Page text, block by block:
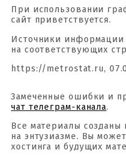
При использовании
сайт приветствуется.
Источники информации
на соответствующих
https://metrostat.ru,
Замеченные ошибки и
чат телеграм-канала.
Все материалы созданы
на энтузиазме. Вы
хостинга и будущих